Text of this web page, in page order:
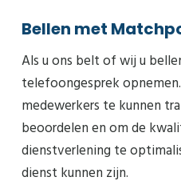
Bellen met
Als u ons belt of wij u
telefoongesprek
medewerkers te kunnen
beoordelen en om de
dienstverlening te
dienst kunnen zijn.